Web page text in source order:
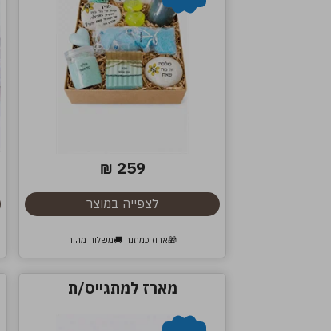
259
₪
לצפייה במוצר
🎁ארוז כמתנה 🚚משלוח מהיר
מארז למתגייס/ת